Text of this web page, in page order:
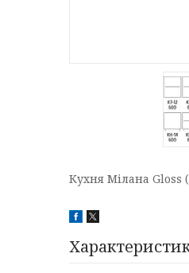
Кухня Мілана Gloss